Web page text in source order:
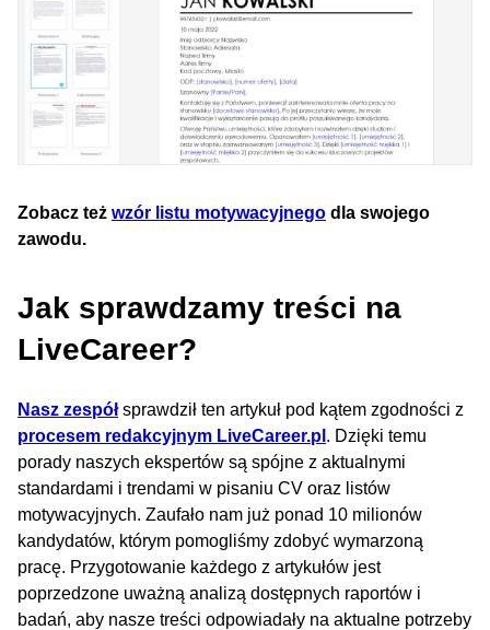
Zobacz też wzór listu motywacyjnego dla swojego
zawodu.
Jak sprawdzamy treści na
LiveCareer?
Nasz zespółsprawdził ten artykuł pod kątem zgodności z
procesem redakcyjnym LiveCareer.pl . Dzięki temu
porady naszych ekspertów są spójne z aktualnymi
standardami i trendami w pisaniu CV oraz listów
motywacyjnych. Zaufało nam już ponad 10 milionów
kandydatów, którym pomogliśmy zdobyć wymarzoną
pracę. Przygotowanie każdego z artykułów jest
poprzedzone uważną analizą dostępnych raportów i
badań, aby nasze treści odpowiadały na aktualne potrzeby